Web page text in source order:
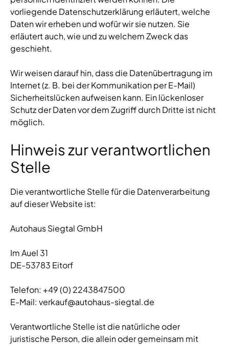
vorliegende Datenschutzerklärung erläutert, welche
Daten wir erheben und wofür wir sie nutzen. Sie
erläutert auch, wie und zu welchem Zweck das
geschieht.
Wir weisen darauf hin, dass die Datenübertragung im
Internet (z. B. bei der Kommunikation per E-Mail)
Sicherheitslücken aufweisen kann. Ein lückenloser
Schutz der Daten vor dem Zugriff durch Dritte ist nicht
möglich.
Hinweis zur verantwortlichen
Stelle
Die verantwortliche Stelle für die Datenverarbeitung
auf dieser Website ist:
Autohaus Siegtal GmbH
Im Auel 31
DE-53783 Eitorf
Telefon: +49 (0) 2243847500
E-Mail: verkauf@autohaus-siegtal.de
Verantwortliche Stelle ist die natürliche oder
juristische Person, die allein oder gemeinsam mit